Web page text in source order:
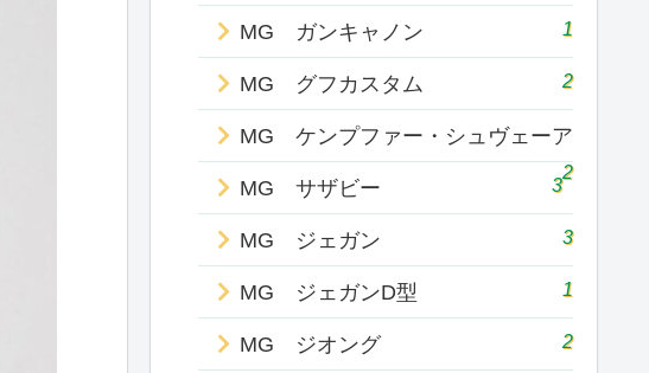
MG ガンキャノン 1
MG グフカスタム 2
MG ケンプファー・シュヴェーア
2
MG サザビー 3
MG ジェガン 3
MG ジェガンD型 1
MG ジオング 2